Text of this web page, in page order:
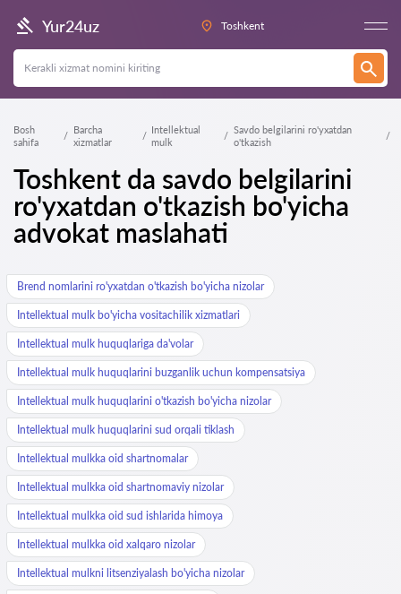
Yur24uz Toshkent
Bosh
sahifa
Barcha
xizmatlar
Intellektual
mulk
Savdo belgilarini ro'yxatdan
o'tkazish
Toshkent da savdo belgilarini
ro'yxatdan o'tkazish bo'yicha
advokat maslahati
Brend nomlarini ro'yxatdan o'tkazish bo'yicha nizolar
Intellektual mulk bo'yicha vositachilik xizmatlari
Intellektual mulk huquqlariga da'volar
Intellektual mulk huquqlarini buzganlik uchun kompensatsiya
Intellektual mulk huquqlarini o'tkazish bo'yicha nizolar
Intellektual mulk huquqlarini sud orqali tiklash
Intellektual mulkka oid shartnomalar
Intellektual mulkka oid shartnomaviy nizolar
Intellektual mulkka oid sud ishlarida himoya
Intellektual mulkka oid xalqaro nizolar
Intellektual mulkni litsenziyalash bo'yicha nizolar